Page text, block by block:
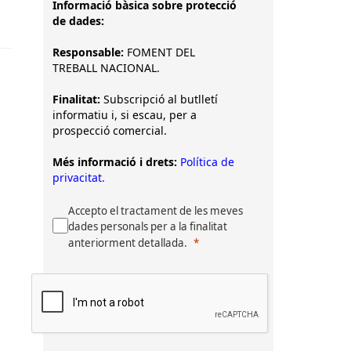
Informació bàsica sobre protecció
de dades:
Responsable: FOMENT DEL
TREBALL NACIONAL.
Finalitat: Subscripció al butlletí
informatiu i, si escau, per a
prospecció comercial.
Més informació i drets: Política de
privacitat.
Accepto el tractament de les meves
dades personals per a la finalitat
anteriorment detallada.